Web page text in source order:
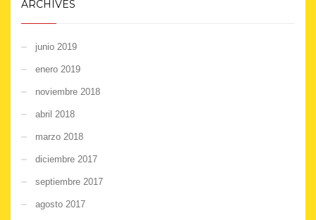
ARCHIVES
junio 2019
enero 2019
noviembre 2018
abril 2018
marzo 2018
diciembre 2017
septiembre 2017
agosto 2017